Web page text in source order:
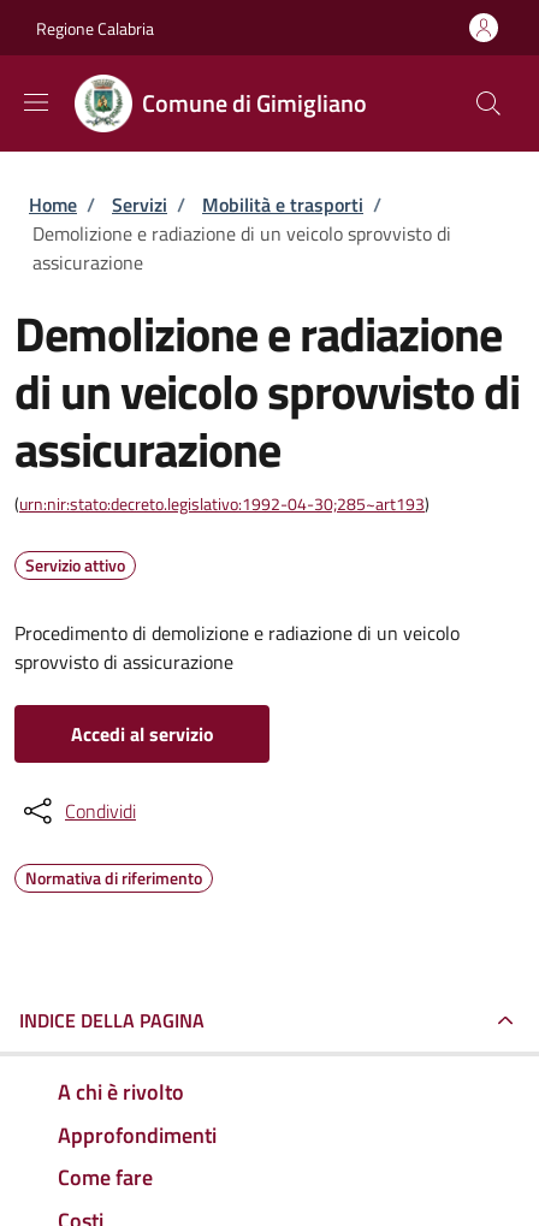
Regione Calabria
Comune di Gimigliano
Briciole di pane
Home / Servizi / Mobilità e trasporti /
Demolizione e radiazione di un veicolo sprovvisto di
assicurazione
Demolizione e radiazione
di un veicolo sprovvisto di
assicurazione
(urn:nir:stato:decreto.legislativo:1992-04-30;285~art193)
Servizio attivo
Procedimento di demolizione e radiazione di un veicolo
sprovvisto di assicurazione
Accedi al servizio
Condividi
Normativa di riferimento
INDICE DELLA PAGINA
A chi è rivolto
Approfondimenti
Come fare